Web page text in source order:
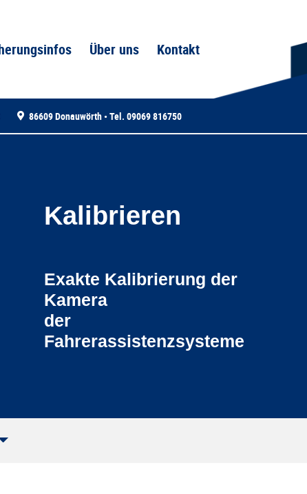
Über uns Kontakt
86609 Donauwörth • Tel. 09069 816750
Kalibrieren
Exakte Kalibrierung der
Kamera
der
Fahrerassistenzsysteme